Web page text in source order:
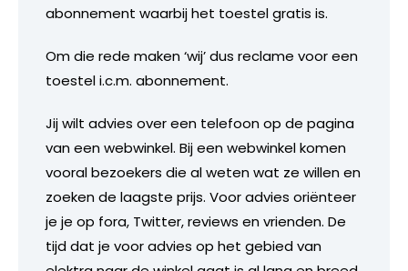
abonnement waarbij het toestel gratis is.
Om die rede maken ‘wij’ dus reclame voor een
toestel i.c.m. abonnement.
Jij wilt advies over een telefoon op de pagina
van een webwinkel. Bij een webwinkel komen
vooral bezoekers die al weten wat ze willen en
zoeken de laagste prijs. Voor advies oriënteer
je je op fora, Twitter, reviews en vrienden. De
tijd dat je voor advies op het gebied van